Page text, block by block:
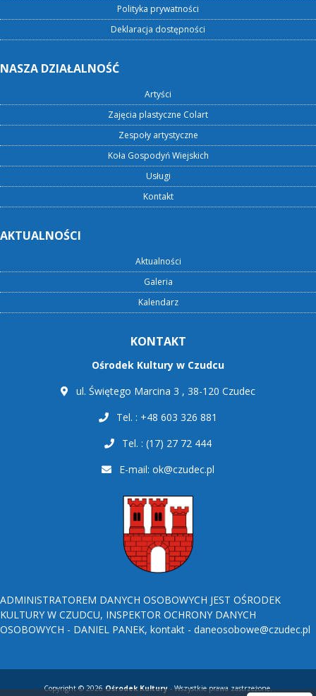
Polityka prywatności
Deklaracja dostępności
NASZA DZIAŁALNOŚĆ
Artyści
Zajęcia plastyczne Colart
Zespoły artystyczne
Koła Gospodyń Wiejskich
Usługi
Kontakt
AKTUALNOŚCI
Aktualności
Galeria
Kalendarz
KONTAKT
Ośrodek Kultury w Czudcu
ul. Świętego Marcina 3 , 38-120 Czudec
Tel. : +48 603 326 881
Tel. : (17) 27 72 444
E-mail: ok@czudec.pl
ADMINISTRATOREM DANYCH OSOBOWYCH JEST OŚRODEK
KULTURY W CZUDCU, INSPEKTOR OCHRONY DANYCH
OSOBOWYCH - DANIEL PANEK, kontakt - daneosobowe@czudec.pl
Copyright © 2026Ośrodek Kultury- Wszystkie prawa zastrzeżone.